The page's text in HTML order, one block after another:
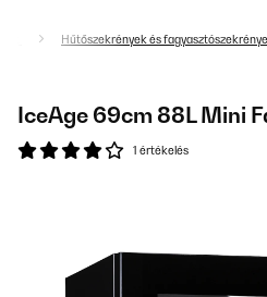
Hűtőszekrények és
IceAge 69cm 88L Mini
1 értékelés